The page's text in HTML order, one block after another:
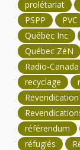
prolétariat
PSPP
PVC
Québec Inc
Québec ZéN
Radio-Canada
recyclage
référendum
réfugiés